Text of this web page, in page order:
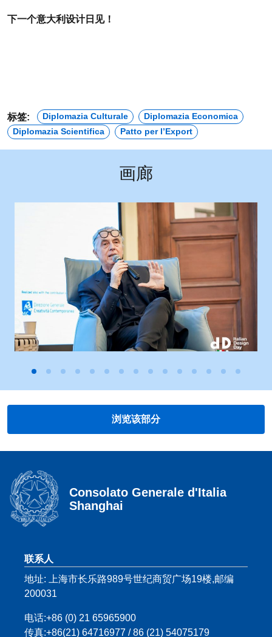
下一个意大利设计日见！
标签: Diplomazia Culturale
Diplomazia Economica
Diplomazia Scientifica
Patto per l’Export
画廊
浏览该部分
Consolato Generale d'Italia
Shanghai
页脚部分
联系人
地址: 上海市长乐路989号世纪商贸广场19楼,邮编
200031
电话:+86 (0) 21 65965900
传真:+86(21) 64716977 / 86 (21) 54075179